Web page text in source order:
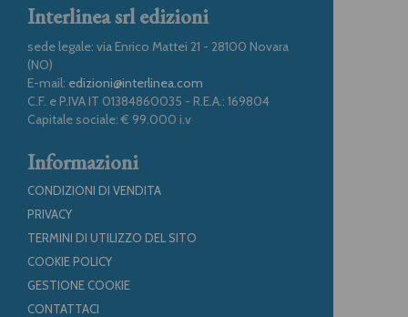
Interlinea srl edizioni
sede legale: via Enrico Mattei 21 - 28100 Novara
(NO)
E-mail: edizioni@interlinea.com
C.F. e P.IVA IT 01384860035 - R.E.A.: 169804
Capitale sociale: € 99.000 i.v
Informazioni
CONDIZIONI DI VENDITA
PRIVACY
TERMINI DI UTILIZZO DEL SITO
COOKIE POLICY
GESTIONE COOKIE
CONTATTACI